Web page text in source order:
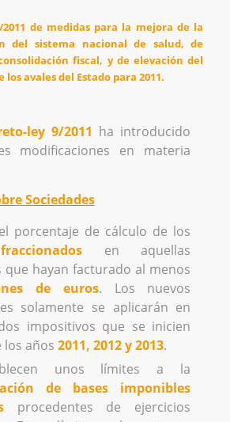
de medidas para la mejora de la
del sistema nacional de salud, de
fiscal, y de elevación del
avales del Estado para 2011.
ley 9/2011 ha introducido
modificaciones en materia
Sociedades
porcentaje de cálculo de los
en aquellas
que hayan facturado al menos
de euros. Los nuevos
solamente se aplicarán en
impositivos que se inicien
años 2011, 2012 y 2013.
unos límites a la
de bases imponibles
procedentes de ejercicios